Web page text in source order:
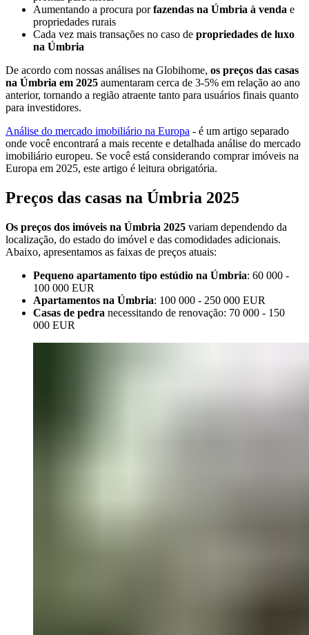
Aumentando a procura porfazendas na Úmbria à venda e
propriedades rurais
Cada vez mais transações no caso de propriedades de luxo
na Úmbria
De acordo com nossas análises na Globihome, os preços das casas
na Úmbria em 2025 aumentaram cerca de 3-5% em relação ao ano
anterior, tornando a região atraente tanto para usuários finais quanto
para investidores.
Análise do mercado imobiliário na Europa - é um artigo separado
onde você encontrará a mais recente e detalhada análise do mercado
imobiliário europeu. Se você está considerando comprar imóveis na
Europa em 2025, este artigo é leitura obrigatória.
Preços das casas na Úmbria 2025
Os preços dos imóveis na Úmbria 2025 variam dependendo da
localização, do estado do imóvel e das comodidades adicionais.
Abaixo, apresentamos as faixas de preços atuais:
Pequeno apartamento tipo estúdio na Úmbria: 60 000 -
100 000 EUR
Apartamentos na Úmbria: 100 000 - 250 000 EUR
Casas de pedra necessitando de renovação: 70 000 - 150
000 EUR